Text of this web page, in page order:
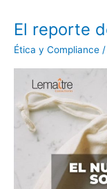
El reporte
Ética y Compliance /
El
reporte
de
SOSTENIBILIDAD